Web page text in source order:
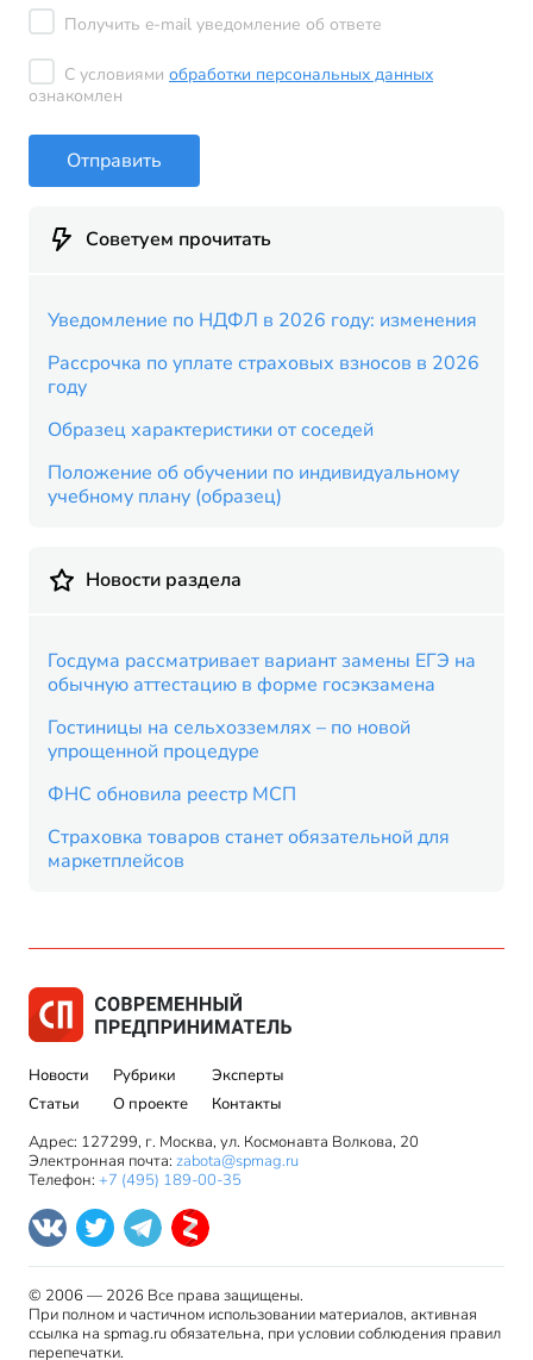
Получить e-mail уведомление об ответе
С условиями обработки персональных данных
ознакомлен
Отправить
Советуем прочитать
Уведомление по НДФЛ в 2026 году: изменения
Рассрочка по уплате страховых взносов в 2026
году
Образец характеристики от соседей
Положение об обучении по индивидуальному
учебному плану (образец)
Новости раздела
Госдума рассматривает вариант замены ЕГЭ на
обычную аттестацию в форме госэкзамена
Гостиницы на сельхозземлях – по новой
упрощенной процедуре
ФНС обновила реестр МСП
Страховка товаров станет обязательной для
маркетплейсов
Новости
Статьи
Рубрики
О проекте
Эксперты
Контакты
Адрес: 127299, г. Москва, ул. Космонавта Волкова, 20
Электронная почта: zabota@spmag.ru
Телефон: +7 (495) 189-00-35
© 2006 — 2026 Все права защищены.
При полном и частичном использовании материалов, активная
ссылка на spmag.ru обязательна, при условии соблюдения правил
перепечатки.